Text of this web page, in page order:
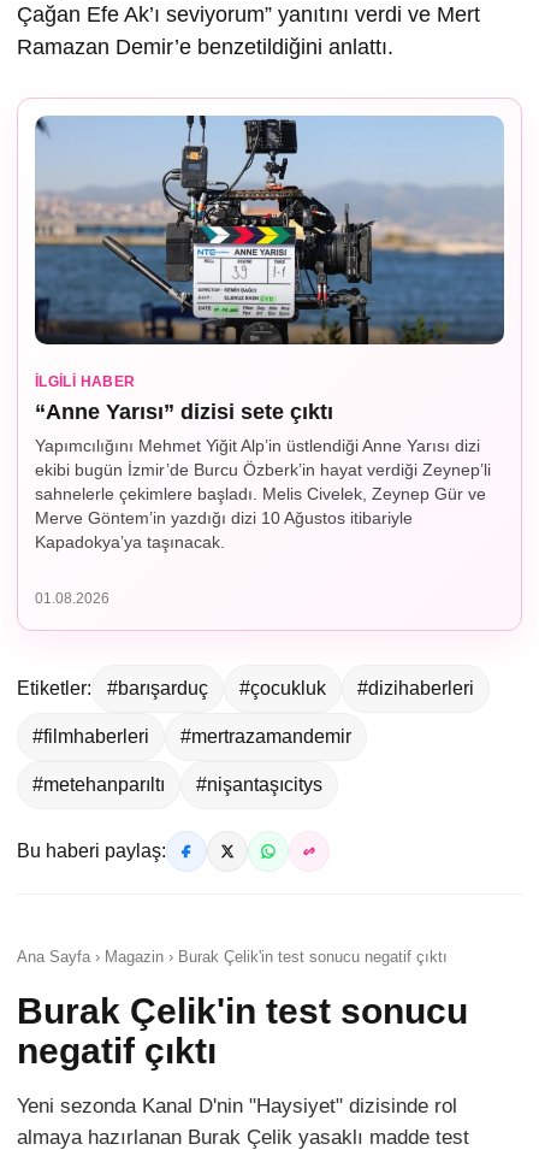
Çağan Efe Ak’ı seviyorum” yanıtını verdi ve Mert
Ramazan Demir’e benzetildiğini anlattı.
İLGILI HABER
“Anne Yarısı” dizisi sete çıktı
Yapımcılığını Mehmet Yiğit Alp’in üstlendiği Anne Yarısı dizi
ekibi bugün İzmir’de Burcu Özberk’in hayat verdiği Zeynep’li
sahnelerle çekimlere başladı. Melis Civelek, Zeynep Gür ve
Merve Göntem’in yazdığı dizi 10 Ağustos itibariyle
Kapadokya’ya taşınacak.
01.08.2026
Etiketler: #barışarduç #çocukluk #dizihaberleri
#filmhaberleri #mertrazamandemir
#metehanparıltı #nişantaşıcitys
Bu haberi paylaş:
Ana Sayfa › Magazin › Burak Çelik'in test sonucu negatif çıktı
Burak Çelik'in test sonucu
negatif çıktı
Yeni sezonda Kanal D'nin "Haysiyet" dizisinde rol
almaya hazırlanan Burak Çelik yasaklı madde test